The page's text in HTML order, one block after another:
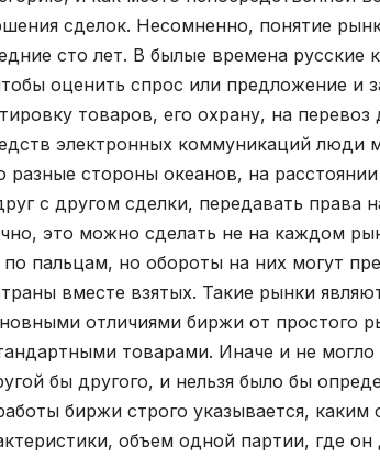
сделок. Несомненно, понятие
сто лет. В былые времена
оценить спрос или предложение и
товаров, его охрану, на
электронных коммуникаций люди
стороны океанов, на
с другом сделки, передавать права
это можно сделать не на каждом
пальцам, но обороты на них могут
вместе взятых. Такие рынки
отличиями биржи от простого
товарами. Иначе и не
бы другого, и нельзя было бы
биржи строго указывается,
объем одной партии, где